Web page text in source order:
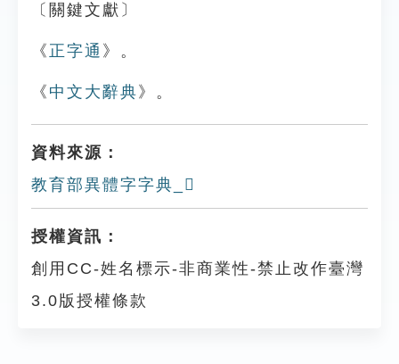
〔關鍵文獻〕
《 正字通 》。
《 中文大辭典 》。
資料來源：
教育部異體字字典_𥈏
授權資訊：
創用CC-姓名標示-非商業性-禁止改作臺灣
3.0版授權條款